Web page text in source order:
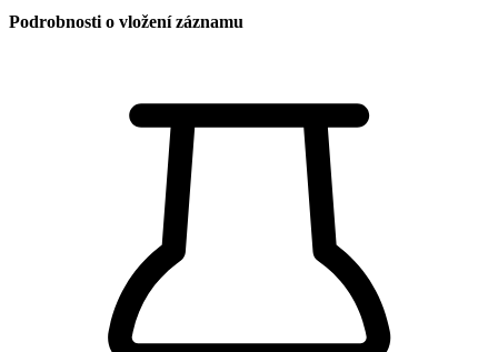
Podrobnosti o vložení záznamu